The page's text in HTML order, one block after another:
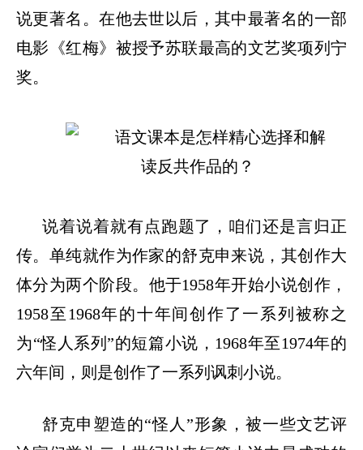
说更著名。在他去世以后，其中最著名的一部
电影《红梅》被授予苏联最高的文艺奖项列宁
奖。
说着说着就有点跑题了，咱们还是言归正
传。单纯就作为作家的舒克申来说，其创作大
体分为两个阶段。他于1958年开始小说创作，
1958至1968年的十年间创作了一系列被称之
为“怪人系列”的短篇小说，1968年至1974年的
六年间，则是创作了一系列讽刺小说。
舒克申塑造的“怪人”形象，被一些文艺评